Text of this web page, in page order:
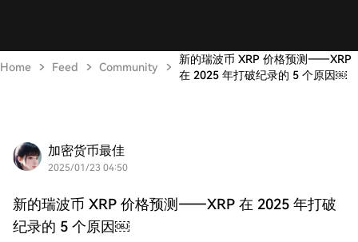
Home Feed Community
新的瑞波币 XRP 价格预测——XRP
在 2025 年打破纪录的 5 个原因￼
加密货币最佳
2025/01/23 04:50
新的瑞波币 XRP 价格预测——XRP 在 2025 年打破
纪录的 5 个原因￼